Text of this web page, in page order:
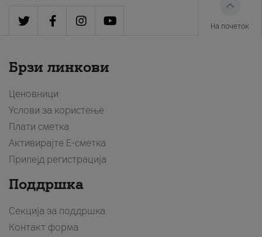
На почеток
Брзи линкови
Ценовници
Услови за користење
Плати сметка
Активирајте Е-сметка
Припејд регистрација
Поддршка
Секција за поддршка
Контакт форма